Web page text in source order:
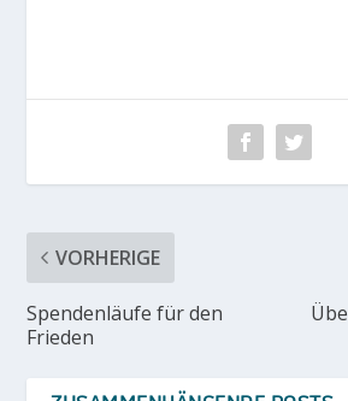
VORHERIGE
Spendenläufe für den
Frieden